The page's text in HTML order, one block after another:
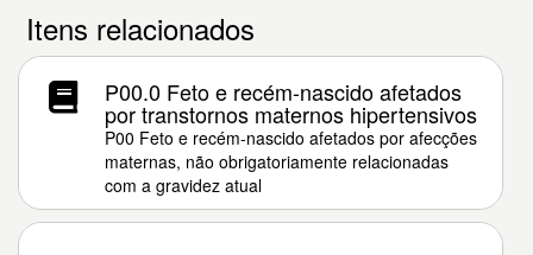
Itens relacionados
P00.0 Feto e recém-nascido afetados
por transtornos maternos hipertensivos
P00 Feto e recém-nascido afetados por afecções
maternas, não obrigatoriamente relacionadas
com a gravidez atual